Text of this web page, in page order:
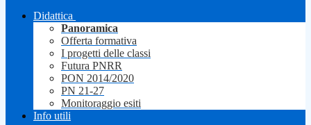
Didattica
Panoramica
Offerta formativa
I progetti delle classi
Futura PNRR
PON 2014/2020
PN 21-27
Monitoraggio esiti
Info utili